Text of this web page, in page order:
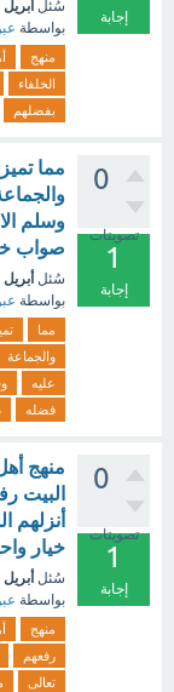
إجابة
سُئل أبريل 25
بواسطة
منهج
الخلفاء
بفضلهم
0
تصويتات
1
إجابة
مما
وسلم
صواب
سُئل أبريل 25
بواسطة
مما
والجماعة
عليه
فضله
0
تصويتات
1
إجابة
منهج
البيت
أنزلهم
خيار واحد. (2 نقطة).
سُئل أبريل 18
بواسطة
منهج
رفعهم
تعالى